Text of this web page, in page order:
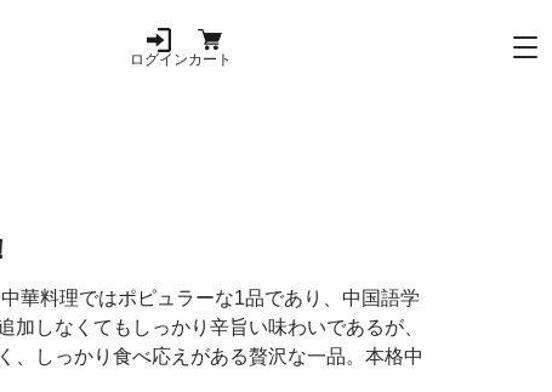
ログインカート
華料理ではポピュラーな1品であり、中国語学
しなくてもしっかり辛旨い味わいであるが、
、しっかり食べ応えがある贅沢な一品。本格中